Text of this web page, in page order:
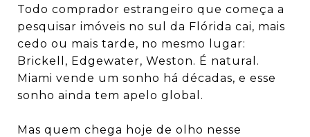
Todo comprador estrangeiro que começa a
pesquisar imóveis no sul da Flórida cai, mais
cedo ou mais tarde, no mesmo lugar:
Brickell, Edgewater, Weston. É natural.
Miami vende um sonho há décadas, e esse
sonho ainda tem apelo global.
Mas quem chega hoje de olho nesse